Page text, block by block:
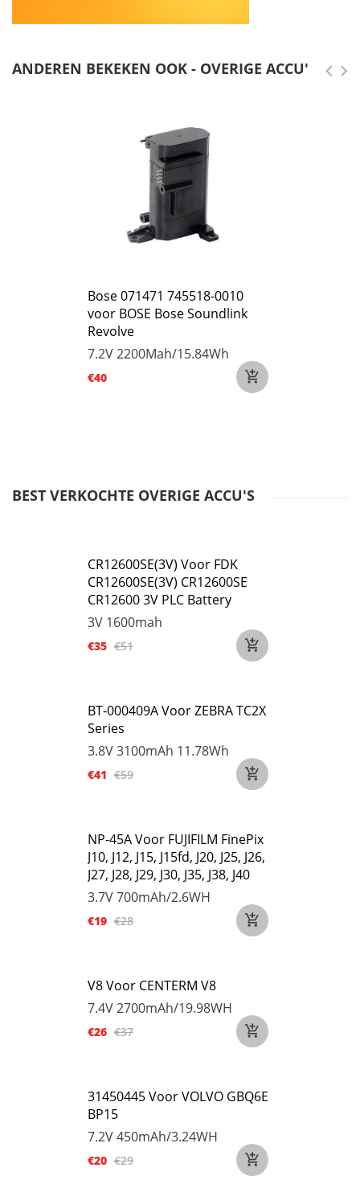
ANDEREN BEKEKEN OOK - OVERIGE ACCU'S
Bose 071471 745518-0010
voor BOSE Bose Soundlink
Revolve
7.2V2200Mah/15.84Wh
€40
BEST VERKOCHTE OVERIGE ACCU'S
CR12600SE(3V) Voor FDK
CR12600SE(3V) CR12600SE
CR12600 3V PLC Battery
3V 1600mah
€35 €51
BT-000409A Voor ZEBRA TC2X
Series
3.8V3100mAh 11.78Wh
€41 €59
NP-45A Voor FUJIFILM FinePix
J10, J12, J15, J15fd, J20, J25, J26,
J27, J28, J29, J30, J35, J38, J40
3.7V700mAh/2.6WH
€19 €28
V8 Voor CENTERM V8
7.4V2700mAh/19.98WH
€26 €37
31450445 Voor VOLVO GBQ6E
BP15
7.2V450mAh/3.24WH
€20 €29